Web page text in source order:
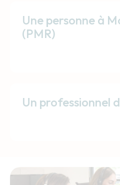
Une personne à
(PMR)
Un professionnel